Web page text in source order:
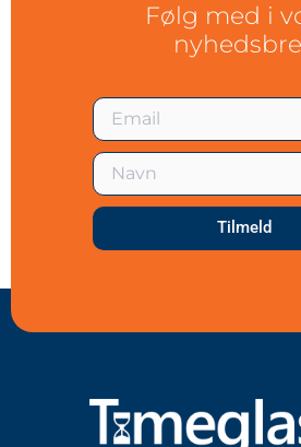
Følg med i
Tilmeld